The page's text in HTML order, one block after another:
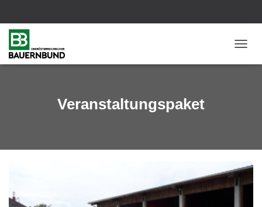
Veranstaltungspaket